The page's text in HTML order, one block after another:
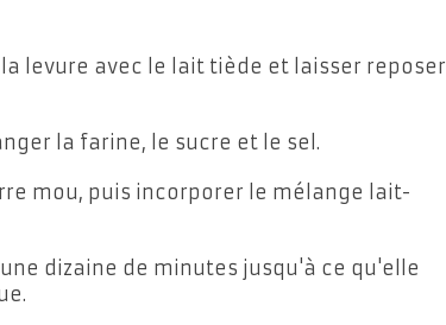
levure avec le lait tiède et laisser reposer
la farine, le sucre et le sel.
mou, puis incorporer le mélange lait-
dizaine de minutes jusqu'à ce qu'elle